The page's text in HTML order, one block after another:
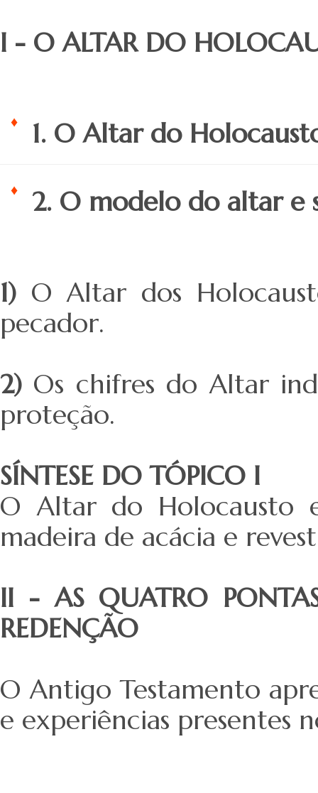
I - O ALTAR DO
1. O Altar do
2. O modelo do altar e
1) O Altar dos
pecador.
2) Os chifres do Altar
proteção.
SÍNTESE DO TÓPICO I
O Altar do Holocausto
madeira de acácia e
II - AS QUATRO
REDENÇÃO
O Antigo Testamento
e experiências presentes